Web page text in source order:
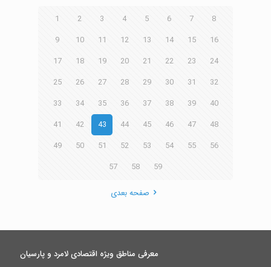
1 2 3 4 5 6 7
8
9
10 11 12 13 14 15
16
17
18 19 20 21 22 23
24
25
26 27 28 29 30 31
32
33
34 35 36 37 38 39
40
41
42 43 44 45 46 47
48
49
50 51 52 53 54 55
56
57
58 59
صفحه بعدی
معرفی مناطق ویژه اقتصادی لامرد و پارسیان